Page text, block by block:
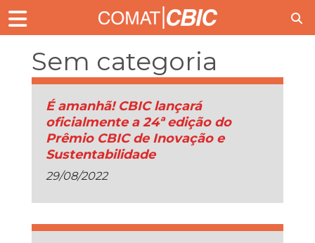
Sem categoria
É amanhã! CBIC lançará
oficialmente a 24ª edição do
Prêmio CBIC de Inovação e
Sustentabilidade
29/08/2022